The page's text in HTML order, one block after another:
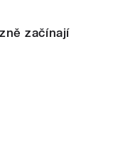
začínají